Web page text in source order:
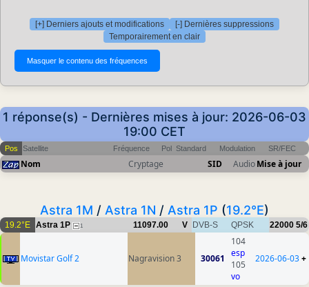
[+] Derniers ajouts et modifications
[-] Dernières suppressions
Temporairement en clair
1 réponse(s) - Dernières mises à jour: 2026-06-03
19:00 CET
Pos Satellite Fréquence Pol Standard Modulation SR/FEC
Nom Cryptage SID AudioMise à jour
Astra 1M / Astra 1N / Astra 1P (19.2°E)
19.2°E Astra 1P 1 11097.00 V DVB-S QPSK 22000 5/6
Movistar Golf 2 Nagravision 3 30061
104
esp
105
vo
2026-06-03+